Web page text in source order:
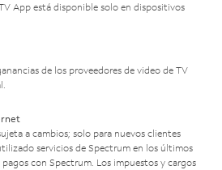
App está disponible solo en dispositivos
de los proveedores de video de TV
a cambios; solo para nuevos clientes
servicios de Spectrum en los últimos
con Spectrum. Los impuestos y cargos